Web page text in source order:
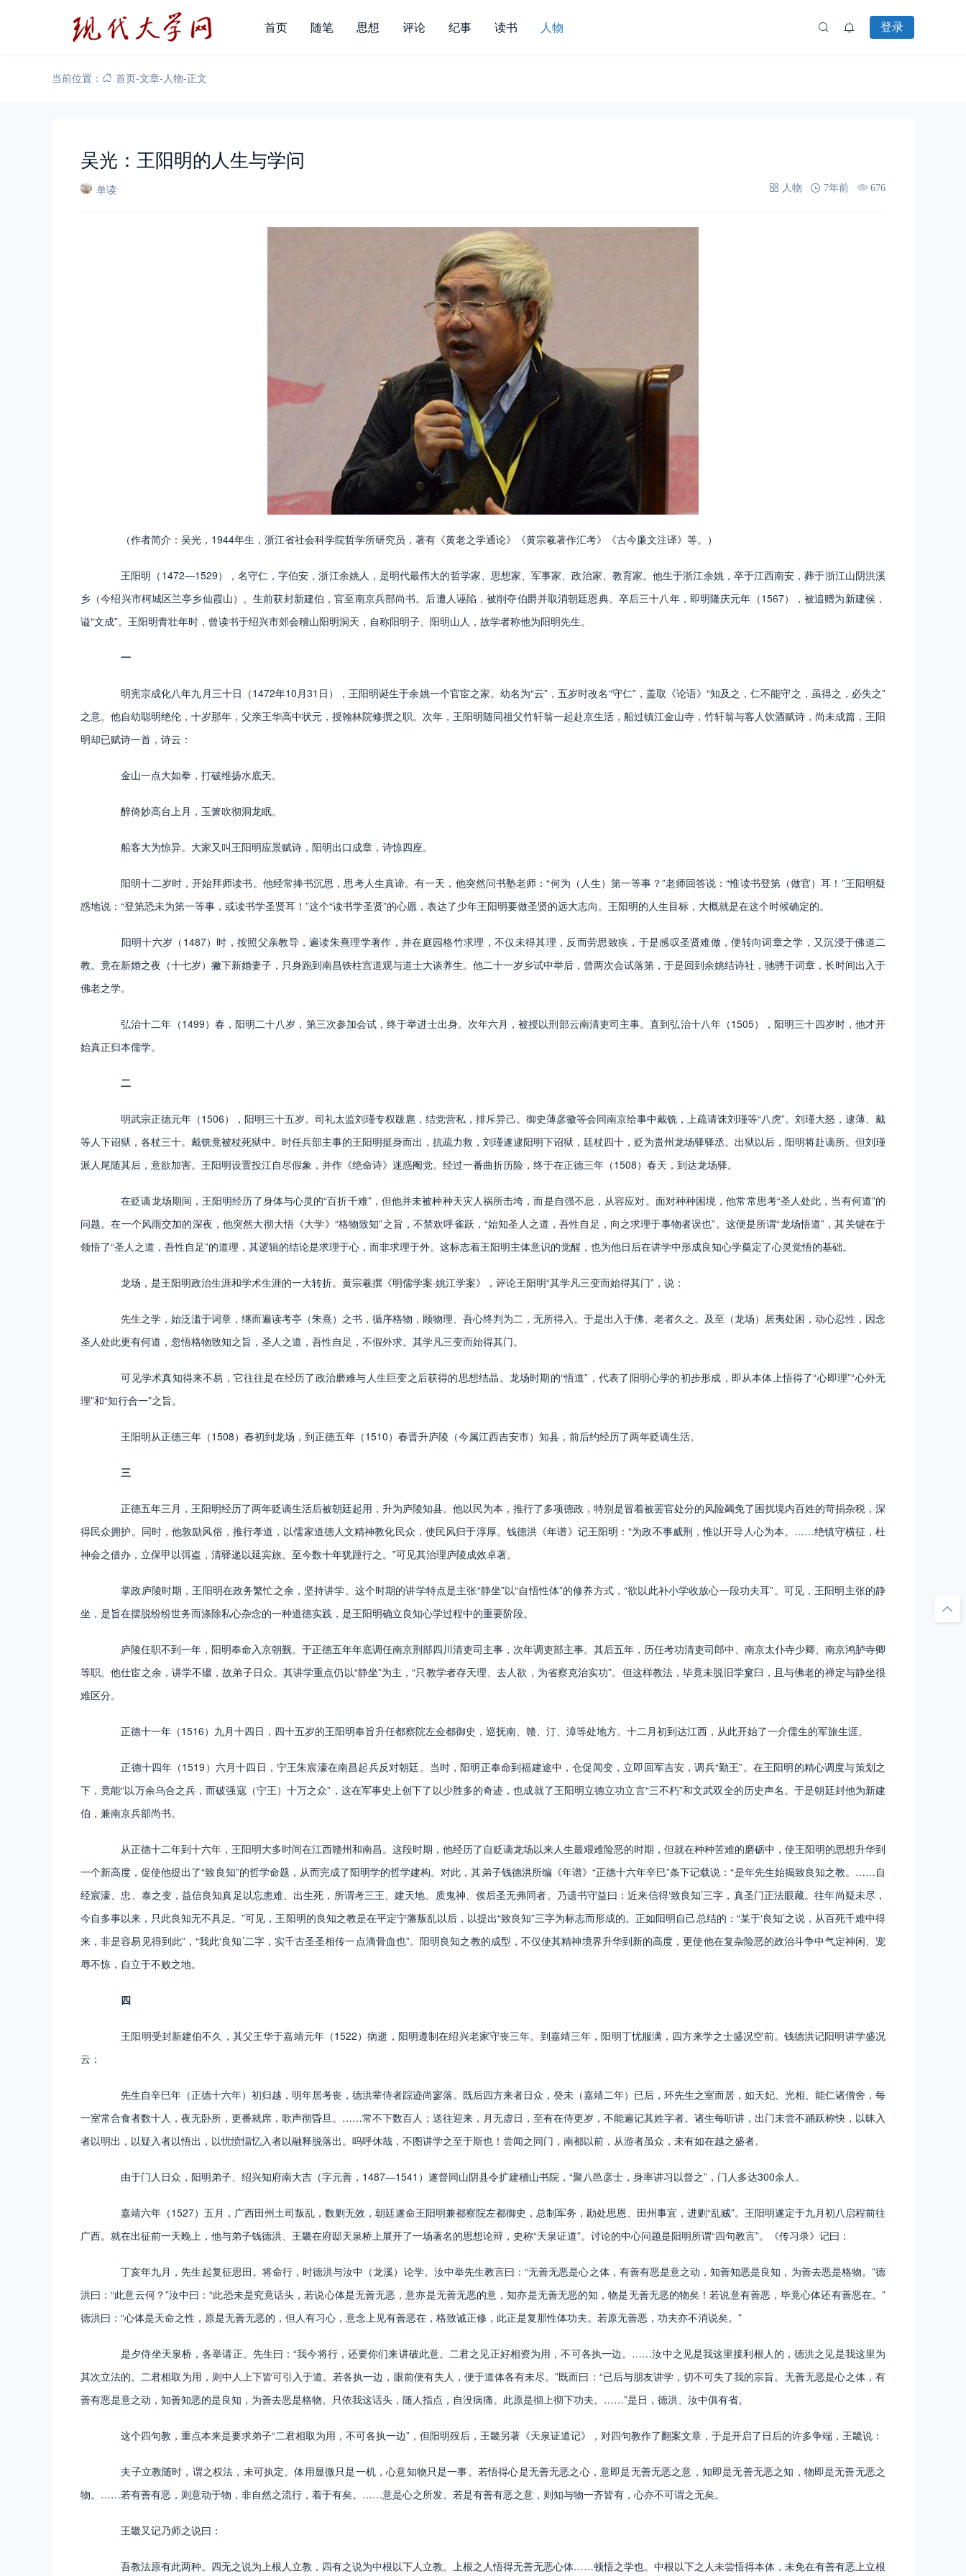
首页 随笔 思想 评论 纪事 读书 人物 登录
当前位置： 首页-文章-人物-正文
吴光：王阳明的人生与学问
单读 人物 7年前 676
（作者简介：吴光，1944年生，浙江省社会科学院哲学所研究员，著有《黄老之学通论》《黄宗羲著作汇考》《古今廉文注译》等。）
王阳明（1472—1529），名守仁，字伯安，浙江余姚人，是明代最伟大的哲学家、思想家、军事家、政治家、教育家。他生于浙江余姚，卒于江西南安，葬于浙江山阴洪溪
乡（今绍兴市柯城区兰亭乡仙霞山）。生前获封新建伯，官至南京兵部尚书。后遭人诬陷，被削夺伯爵并取消朝廷恩典。卒后三十八年，即明隆庆元年（1567），被追赠为新建侯，
谥“文成”。王阳明青壮年时，曾读书于绍兴市郊会稽山阳明洞天，自称阳明子、阳明山人，故学者称他为阳明先生。
一
明宪宗成化八年九月三十日（1472年10月31日），王阳明诞生于余姚一个官宦之家。幼名为“云”，五岁时改名“守仁”，盖取《论语》“知及之，仁不能守之，虽得之，必失之”
之意。他自幼聪明绝伦，十岁那年，父亲王华高中状元，授翰林院修撰之职。次年，王阳明随同祖父竹轩翁一起赴京生活，船过镇江金山寺，竹轩翁与客人饮酒赋诗，尚未成篇，王阳
明却已赋诗一首，诗云：
金山一点大如拳，打破维扬水底天。
醉倚妙高台上月，玉箫吹彻洞龙眠。
船客大为惊异。大家又叫王阳明应景赋诗，阳明出口成章，诗惊四座。
阳明十二岁时，开始拜师读书。他经常捧书沉思，思考人生真谛。有一天，他突然问书塾老师：“何为（人生）第一等事？”老师回答说：“惟读书登第（做官）耳！”王阳明疑
惑地说：“登第恐未为第一等事，或读书学圣贤耳！”这个“读书学圣贤”的心愿，表达了少年王阳明要做圣贤的远大志向。王阳明的人生目标，大概就是在这个时候确定的。
阳明十六岁（1487）时，按照父亲教导，遍读朱熹理学著作，并在庭园格竹求理，不仅未得其理，反而劳思致疾，于是感叹圣贤难做，便转向词章之学，又沉浸于佛道二
教。竟在新婚之夜（十七岁）撇下新婚妻子，只身跑到南昌铁柱宫道观与道士大谈养生。他二十一岁乡试中举后，曾两次会试落第，于是回到余姚结诗社，驰骋于词章，长时间出入于
佛老之学。
弘治十二年（1499）春，阳明二十八岁，第三次参加会试，终于举进士出身。次年六月，被授以刑部云南清吏司主事。直到弘治十八年（1505），阳明三十四岁时，他才开
始真正归本儒学。
二
明武宗正德元年（1506），阳明三十五岁。司礼太监刘瑾专权跋扈，结党营私，排斥异己。御史薄彦徽等会同南京给事中戴铣，上疏请诛刘瑾等“八虎”。刘瑾大怒，逮薄、戴
等人下诏狱，各杖三十。戴铣竟被杖死狱中。时任兵部主事的王阳明挺身而出，抗疏力救，刘瑾遂逮阳明下诏狱，廷杖四十，贬为贵州龙场驿驿丞。出狱以后，阳明将赴谪所。但刘瑾
派人尾随其后，意欲加害。王阳明设置投江自尽假象，并作《绝命诗》迷惑阉党。经过一番曲折历险，终于在正德三年（1508）春天，到达龙场驿。
在贬谪龙场期间，王阳明经历了身体与心灵的“百折千难”，但他并未被种种天灾人祸所击垮，而是自强不息，从容应对。面对种种困境，他常常思考“圣人处此，当有何道”的
问题。在一个风雨交加的深夜，他突然大彻大悟《大学》“格物致知”之旨，不禁欢呼雀跃，“始知圣人之道，吾性自足，向之求理于事物者误也”。这便是所谓“龙场悟道”，其关键在于
领悟了“圣人之道，吾性自足”的道理，其逻辑的结论是求理于心，而非求理于外。这标志着王阳明主体意识的觉醒，也为他日后在讲学中形成良知心学奠定了心灵觉悟的基础。
龙场，是王阳明政治生涯和学术生涯的一大转折。黄宗羲撰《明儒学案·姚江学案》，评论王阳明“其学凡三变而始得其门”，说：
先生之学，始泛滥于词章，继而遍读考亭（朱熹）之书，循序格物，顾物理、吾心终判为二，无所得入。于是出入于佛、老者久之。及至（龙场）居夷处困，动心忍性，因念
圣人处此更有何道，忽悟格物致知之旨，圣人之道，吾性自足，不假外求。其学凡三变而始得其门。
可见学术真知得来不易，它往往是在经历了政治磨难与人生巨变之后获得的思想结晶。龙场时期的“悟道”，代表了阳明心学的初步形成，即从本体上悟得了“心即理”“心外无
理”和“知行合一”之旨。
王阳明从正德三年（1508）春初到龙场，到正德五年（1510）春晋升庐陵（今属江西吉安市）知县，前后约经历了两年贬谪生活。
三
正德五年三月，王阳明经历了两年贬谪生活后被朝廷起用，升为庐陵知县。他以民为本，推行了多项德政，特别是冒着被罢官处分的风险蠲免了困扰境内百姓的苛捐杂税，深
得民众拥护。同时，他敦励风俗，推行孝道，以儒家道德人文精神教化民众，使民风归于淳厚。钱德洪《年谱》记王阳明：“为政不事威刑，惟以开导人心为本。……绝镇守横征，杜
神会之借办，立保甲以弭盗，清驿递以延宾旅。至今数十年犹踵行之。”可见其治理庐陵成效卓著。
掌政庐陵时期，王阳明在政务繁忙之余，坚持讲学。这个时期的讲学特点是主张“静坐”以“自悟性体”的修养方式，“欲以此补小学收放心一段功夫耳”。可见，王阳明主张的静
坐，是旨在摆脱纷纷世务而涤除私心杂念的一种道德实践，是王阳明确立良知心学过程中的重要阶段。
庐陵任职不到一年，阳明奉命入京朝觐。于正德五年年底调任南京刑部四川清吏司主事，次年调吏部主事。其后五年，历任考功清吏司郎中、南京太仆寺少卿、南京鸿胪寺卿
等职。他仕宦之余，讲学不辍，故弟子日众。其讲学重点仍以“静坐”为主，“只教学者存天理、去人欲，为省察克治实功”。但这样教法，毕竟未脱旧学窠臼，且与佛老的禅定与静坐很
难区分。
正德十一年（1516）九月十四日，四十五岁的王阳明奉旨升任都察院左佥都御史，巡抚南、赣、汀、漳等处地方。十二月初到达江西，从此开始了一介儒生的军旅生涯。
正德十四年（1519）六月十四日，宁王朱宸濠在南昌起兵反对朝廷。当时，阳明正奉命到福建途中，仓促闻变，立即回军吉安，调兵“勤王”。在王阳明的精心调度与策划之
下，竟能“以万余乌合之兵，而破强寇（宁王）十万之众”，这在军事史上创下了以少胜多的奇迹，也成就了王阳明立德立功立言“三不朽”和文武双全的历史声名。于是朝廷封他为新建
伯，兼南京兵部尚书。
从正德十二年到十六年，王阳明大多时间在江西赣州和南昌。这段时期，他经历了自贬谪龙场以来人生最艰难险恶的时期，但就在种种苦难的磨砺中，使王阳明的思想升华到
一个新高度，促使他提出了“致良知”的哲学命题，从而完成了阳明学的哲学建构。对此，其弟子钱德洪所编《年谱》“正德十六年辛巳”条下记载说：“是年先生始揭致良知之教。……自
经宸濠、忠、泰之变，益信良知真足以忘患难、出生死，所谓考三王、建天地、质鬼神、俟后圣无弗同者。乃遗书守益曰：近来信得‘致良知’三字，真圣门正法眼藏。往年尚疑未尽，
今自多事以来，只此良知无不具足。”可见，王阳明的良知之教是在平定宁藩叛乱以后，以提出“致良知”三字为标志而形成的。正如阳明自己总结的：“某于‘良知’之说，从百死千难中得
来，非是容易见得到此”，“我此‘良知’二字，实千古圣圣相传一点滴骨血也”。阳明良知之教的成型，不仅使其精神境界升华到新的高度，更使他在复杂险恶的政治斗争中气定神闲、宠
辱不惊，自立于不败之地。
四
王阳明受封新建伯不久，其父王华于嘉靖元年（1522）病逝，阳明遵制在绍兴老家守丧三年。到嘉靖三年，阳明丁忧服满，四方来学之士盛况空前。钱德洪记阳明讲学盛况
云：
先生自辛巳年（正德十六年）初归越，明年居考丧，德洪辈侍者踪迹尚寥落。既后四方来者日众，癸未（嘉靖二年）已后，环先生之室而居，如天妃、光相、能仁诸僧舍，每
一室常合食者数十人，夜无卧所，更番就席，歌声彻昏旦。……常不下数百人；送往迎来，月无虚日，至有在侍更岁，不能遍记其姓字者。诸生每听讲，出门未尝不踊跃称快，以昧入
者以明出，以疑入者以悟出，以忧愤愊忆入者以融释脱落出。呜呼休哉，不图讲学之至于斯也！尝闻之同门，南都以前，从游者虽众，未有如在越之盛者。
由于门人日众，阳明弟子、绍兴知府南大吉（字元善，1487—1541）遂督同山阴县令扩建稽山书院，“聚八邑彦士，身率讲习以督之”，门人多达300余人。
嘉靖六年（1527）五月，广西田州土司叛乱，数剿无效，朝廷遂命王阳明兼都察院左都御史，总制军务，勘处思恩、田州事宜，进剿“乱贼”。王阳明遂定于九月初八启程前往
广西。就在出征前一天晚上，他与弟子钱德洪、王畿在府邸天泉桥上展开了一场著名的思想论辩，史称“天泉证道”。讨论的中心问题是阳明所谓“四句教言”。《传习录》记曰：
丁亥年九月，先生起复征思田。将命行，时德洪与汝中（龙溪）论学。汝中举先生教言曰：“无善无恶是心之体，有善有恶是意之动，知善知恶是良知，为善去恶是格物。”德
洪曰：“此意云何？”汝中曰：“此恐未是究竟话头，若说心体是无善无恶，意亦是无善无恶的意，知亦是无善无恶的知，物是无善无恶的物矣！若说意有善恶，毕竟心体还有善恶在。”
德洪曰：“心体是天命之性，原是无善无恶的，但人有习心，意念上见有善恶在，格致诚正修，此正是复那性体功夫。若原无善恶，功夫亦不消说矣。”
是夕侍坐天泉桥，各举请正。先生曰：“我今将行，还要你们来讲破此意。二君之见正好相资为用，不可各执一边。……汝中之见是我这里接利根人的，德洪之见是我这里为
其次立法的。二君相取为用，则中人上下皆可引入于道。若各执一边，眼前便有失人，便于道体各有未尽。”既而曰：“已后与朋友讲学，切不可失了我的宗旨。无善无恶是心之体，有
善有恶是意之动，知善知恶的是良知，为善去恶是格物。只依我这话头，随人指点，自没病痛。此原是彻上彻下功夫。……”是日，德洪、汝中俱有省。
这个四句教，重点本来是要求弟子“二君相取为用，不可各执一边”，但阳明殁后，王畿另著《天泉证道记》，对四句教作了翻案文章，于是开启了日后的许多争端，王畿说：
夫子立教随时，谓之权法，未可执定。体用显微只是一机，心意知物只是一事。若悟得心是无善无恶之心，意即是无善无恶之意，知即是无善无恶之知，物即是无善无恶之
物。……若有善有恶，则意动于物，非自然之流行，着于有矣。……意是心之所发。若是有善有恶之意，则知与物一齐皆有，心亦不可谓之无矣。
王畿又记乃师之说曰：
吾教法原有此两种。四无之说为上根人立教，四有之说为中根以下人立教。上根之人悟得无善无恶心体……顿悟之学也。中根以下之人未尝悟得本体，未免在有善有恶上立根